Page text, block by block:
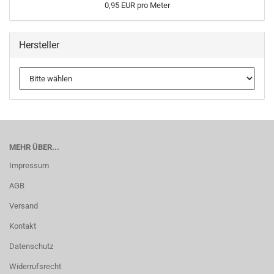
0,95 EUR pro Meter
Hersteller
MEHR ÜBER...
Impressum
AGB
Versand
Kontakt
Datenschutz
Widerrufsrecht